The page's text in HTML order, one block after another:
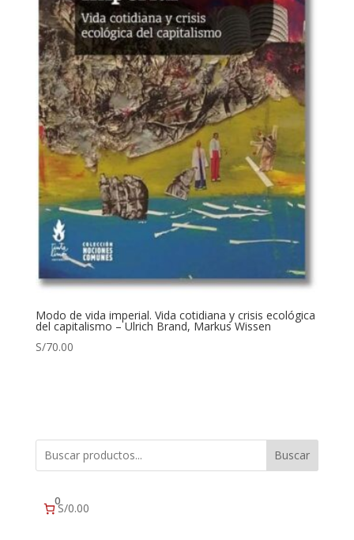
Modo de vida imperial. Vida cotidiana y crisis ecológica
del capitalismo – Ulrich Brand, Markus Wissen
S/70.00
Buscar
0S/0.00